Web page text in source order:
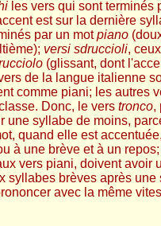
les vers qui sont terminés
est sur la dernière
par un motpiano
versi sdruccioli,
(glissant, dont
de la langue italienne
comme piani; les autres
Donc, le vers tronco,
une syllabe de moins,
quand elle est
à une brève et à un
vers piani, doivent avoir
syllabes brèves après une
avec la même